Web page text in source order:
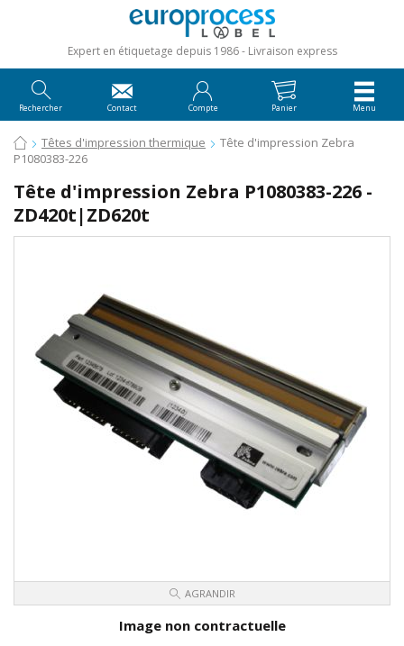
Expert en étiquetage depuis 1986 Livraison express
Rechercher Contact Compte Panier Menu
Têtes d'impression thermique
Tête d'impression Zebra
P1080383-226
Tête d'impression Zebra P1080383-226 -
ZD420t|ZD620t
AGRANDIR
Image non contractuelle